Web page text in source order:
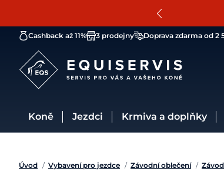
Cashback až 11% 3 prodejny Doprava zdarma od 2
Koně Jezdci Krmiva a doplňky
Úvod / Vybavení pro jezdce / Závodní oblečení /